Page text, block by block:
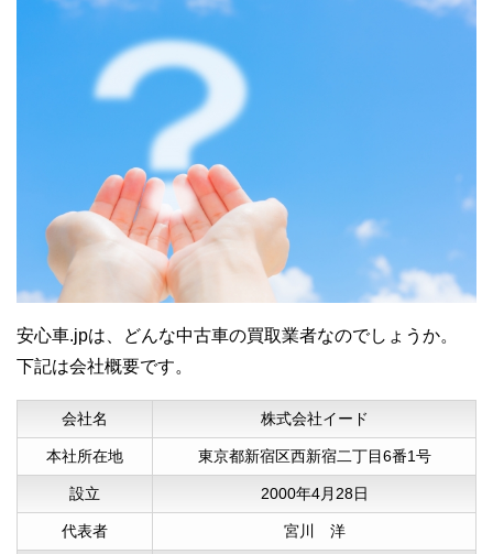
買取金額が一番低い所と高い所の差が大き
く、複数の業者を比較するのは大切だなと
感じました。
安心車.jpのおかげで、とてもお得に売却が
50代男性
査定フォームの段階で細かい個人情報まで
入力するのは、とても抵抗がありました。
らう際に住所を教えられれば良いのになと
思いました。
安心車.jpは、どんな中古車の買取業者なのでしょうか。
下記は会社概要です。
会社名 株式会社イード
本社所在地 東京都新宿区西新宿二丁目6番1号
設立 2000年4月28日
代表者 宮川 洋